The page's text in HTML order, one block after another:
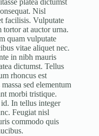
platea dictumst
Nisl
facilisis. Vulputate
tortor at auctor urna.
quam vulputate
vitae aliquet nec.
in nibh mauris
dictumst. Tellus
rhoncus est
sed elementum
morbi tristique.
In tellus integer
Feugiat nisl
commodo quis